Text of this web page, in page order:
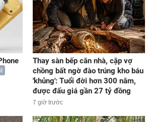
Thay sàn bếp căn nhà, cặp vợ
chồng bất ngờ đào trúng kho báu
'khủng': Tuổi đời hơn 300 năm,
được đấu giá gần 27 tỷ đồng
7 giờ trước